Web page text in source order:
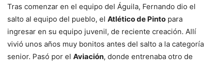
Tras comenzar en el equipo del Águila, Fernando dio el
salto al equipo del pueblo, el Atlético de Pinto para
ingresar en su equipo juvenil, de reciente creación. Allí
vivió unos años muy bonitos antes del salto a la categoría
senior. Pasó por el Aviación, donde entrenaba otro de